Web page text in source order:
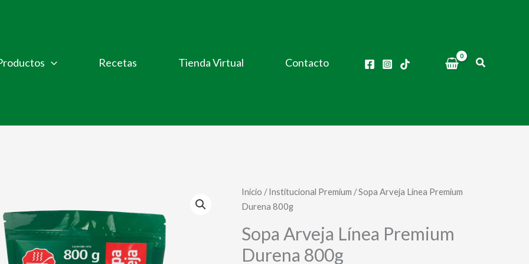
Recetas Tienda Virtual Contacto Buscar
Inicio /Institucional Premium / Sopa Arveja Línea Premium
Durena 800g
Sopa Arveja Línea Premium
Durena 800g